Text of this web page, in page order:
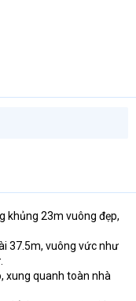
khủng 23m vuông đẹp,
37.5m, vuông vức như
xung quanh toàn nhà